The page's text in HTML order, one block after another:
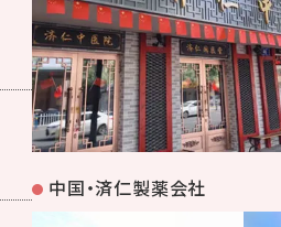
中国・済仁製薬会社